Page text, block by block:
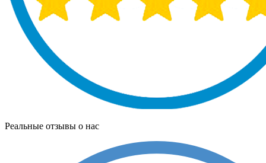
Реальные отзывы о нас